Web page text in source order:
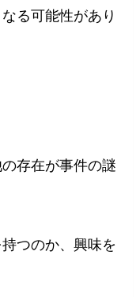
る可能性があり
存在が事件の謎
つのか、興味を